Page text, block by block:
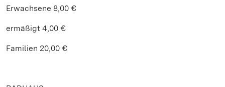
Erwachsene 8,00 €
ermäßigt 4,00 €
Familien 20,00 €